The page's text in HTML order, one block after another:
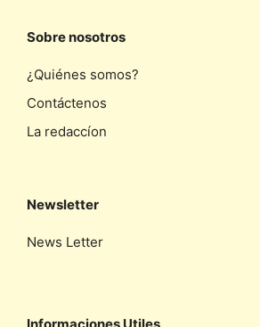
Sobre nosotros
¿Quiénes somos?
Contáctenos
La redaccíon
Newsletter
News Letter